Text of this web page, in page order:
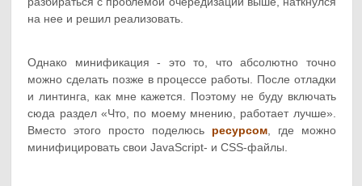
на нее и решил реализовать.
Однако минификация - это то, что абсолютно точно
можно сделать позже в процессе работы. После отладки
и линтинга, как мне кажется. Поэтому не буду включать
сюда раздел «Что, по моему мнению, работает лучше».
Вместо этого просто поделюсь ресурсом, где можно
минифицировать свои JavaScript- и CSS-файлы.